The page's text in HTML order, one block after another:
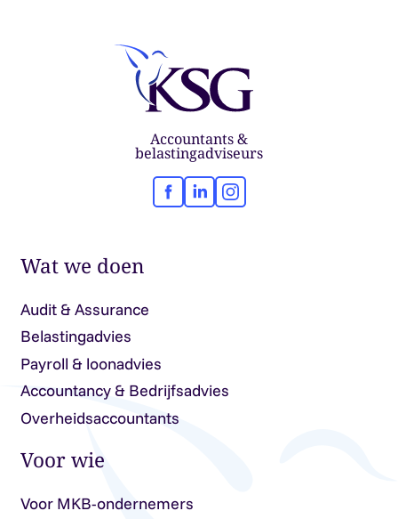
Accountants &
belastingadviseurs
Facebook
LinkedInInstagram
Wat we doen
Audit & Assurance
Belastingadvies
Payroll & loonadvies
Accountancy & Bedrijfsadvies
Overheidsaccountants
Voor wie
Voor MKB-ondernemers